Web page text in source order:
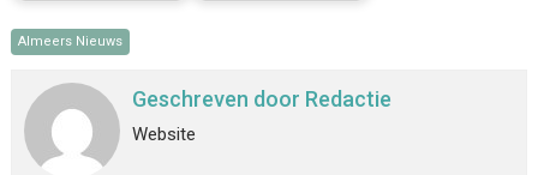
Almeers Nieuws
Geschreven door Redactie
Website